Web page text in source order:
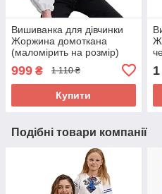
Вишиванка для дівчинки
Жоржина домоткана
(маломірить на розмір)
999 ₴ 1 110 ₴
Купити
Подібні товари компанії